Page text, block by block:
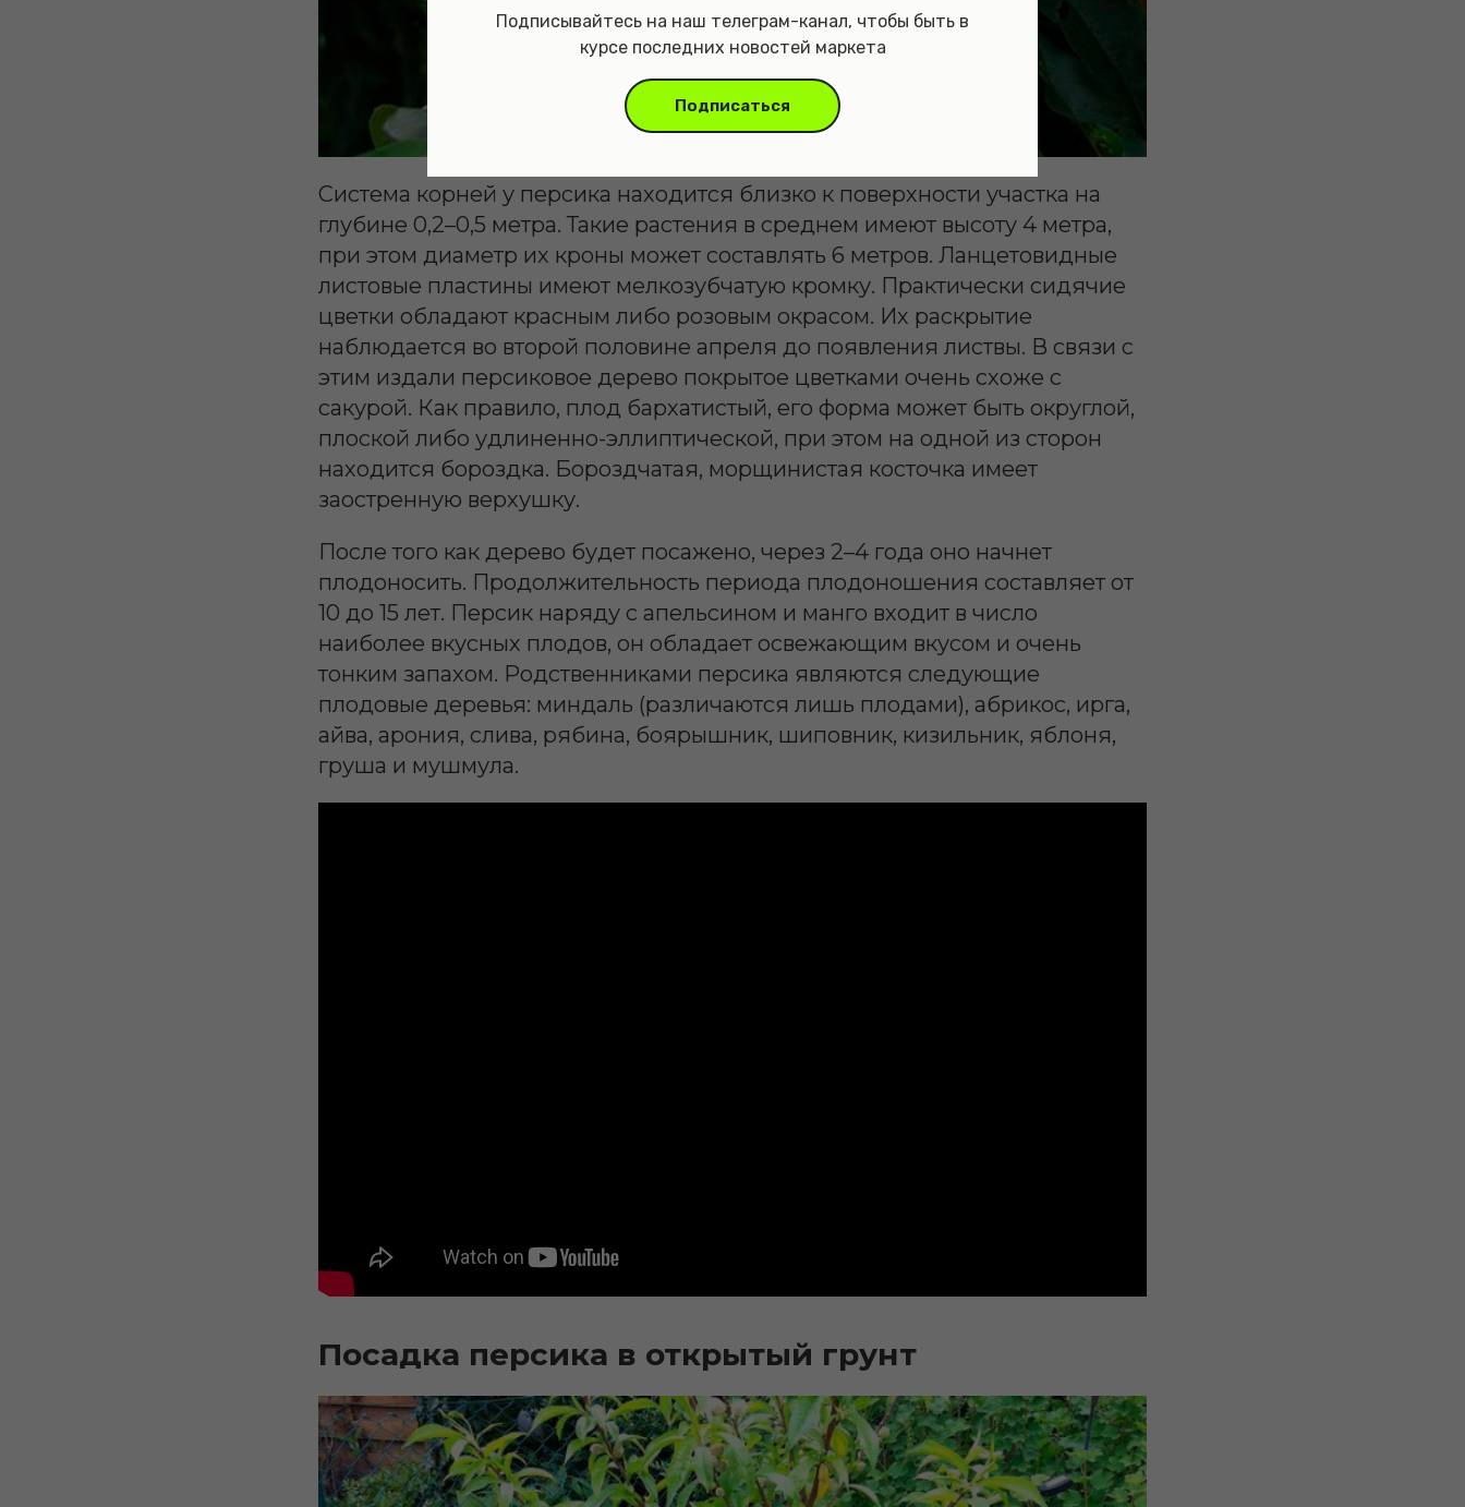
Подписывайтесь на наш телеграм-канал, чтобы быть в
курсе последних новостей маркета
Подписаться
Система корней у персика находится близко к поверхности участка на
глубине 0,2–0,5 метра. Такие растения в среднем имеют высоту 4 метра,
при этом диаметр их кроны может составлять 6 метров. Ланцетовидные
листовые пластины имеют мелкозубчатую кромку. Практически сидячие
цветки обладают красным либо розовым окрасом. Их раскрытие
наблюдается во второй половине апреля до появления листвы. В связи с
этим издали персиковое дерево покрытое цветками очень схоже с
сакурой. Как правило, плод бархатистый, его форма может быть округлой,
плоской либо удлиненно-эллиптической, при этом на одной из сторон
находится бороздка. Бороздчатая, морщинистая косточка имеет
заостренную верхушку.
После того как дерево будет посажено, через 2–4 года оно начнет
плодоносить. Продолжительность периода плодоношения составляет от
10 до 15 лет. Персик наряду с апельсином и манго входит в число
наиболее вкусных плодов, он обладает освежающим вкусом и очень
тонким запахом. Родственниками персика являются следующие
плодовые деревья: миндаль (различаются лишь плодами), абрикос, ирга,
айва, арония, слива, рябина, боярышник, шиповник, кизильник, яблоня,
груша и мушмула.
Посадка персика в открытый грунт